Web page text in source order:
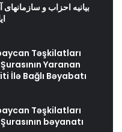
بیانیه احزاب و
Təşkilatları
Yaranan
İlə Bağlı Bəyabatı
Təşkilatları
bəyanatı